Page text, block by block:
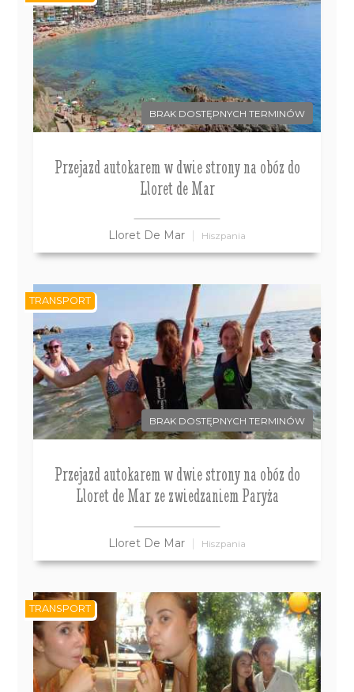
BRAK DOSTĘPNYCH TERMINÓW
Przejazd autokarem w dwie strony na obóz do
Lloret de Mar
Lloret De Mar Hiszpania
BRAK DOSTĘPNYCH TERMINÓW
Przejazd autokarem w dwie strony na obóz do
Lloret de Mar ze zwiedzaniem Paryża
Lloret De Mar Hiszpania
TRANSPORT
TRANSPORT